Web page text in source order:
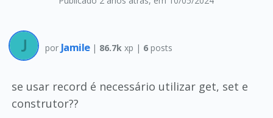
por Jamile | 86.7k xp | 6posts
se usar record é necessário utilizar get, set e
construtor??